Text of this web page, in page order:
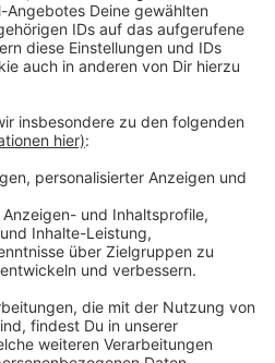
in
undFrankfurtwird vom
die Preissteigerungen
sich von der Krise
dass die Krise am
ist. Nach einem